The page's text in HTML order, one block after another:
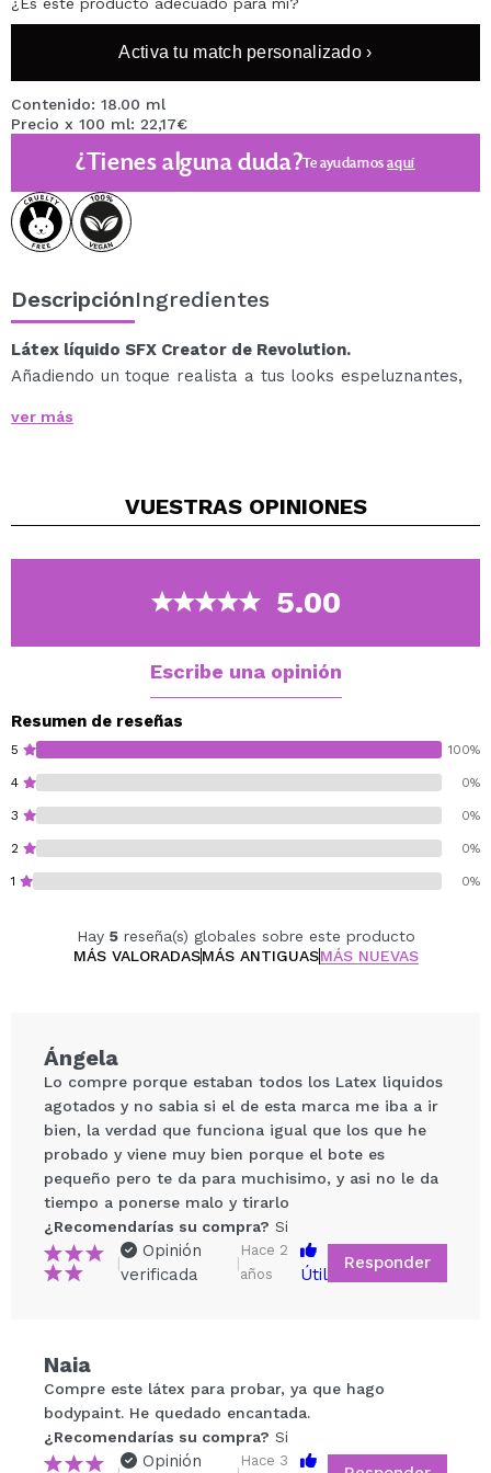
Activa tu match personalizado ›
Contenido: 18.00 ml
Precio x 100 ml: 22,17€
¿Tienes alguna duda?Te ayudamosaquí
DescripciónIngredientes
Látex líquido SFX Creator de Revolution.
Añadiendo un toque realista a tus looks espeluznantes,
la piel para crear impactantes efectos 3D.
usar materiales como algodón o papel para moldear
Completa el look agregando sangre falsa para un
acabado lleno de realismo y terror.
ver más
VUESTRAS OPINIONES
5.00
Escribe una opinión
Resumen de reseñas
5 100%
4 0%
3 0%
2 0%
1 0%
Hay 5reseña(s) globales sobre este producto
MÁS VALORADASMÁS ANTIGUASMÁS NUEVAS
Compartir un vídeo o una foto
5/5
ENVIAR
Ángela
Lo compre porque estaban todos los Latex liquidos
agotados y no sabia si el de esta marca me iba a ir
bien, la verdad que funciona igual que los que he
probado y viene muy bien porque el bote es
pequeño pero te da para muchisimo, y asi no le da
tiempo a ponerse malo y tirarlo
¿Recomendarías su compra? Si
|
Opinión
verificada
|
Hace 2
años
Útil
Responder
Naia
Compre este látex para probar, ya que hago
bodypaint. He quedado encantada.
¿Recomendarías su compra? Si
Opinión Hace 3